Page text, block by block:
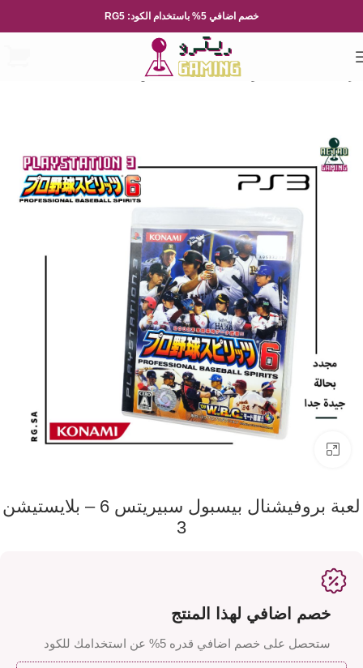
خصم اضافي 5% باستخدام الكود: RG5
Playsation بلايستيشن 3
لعبة بروفيشنال بيسبول سبيريتس 6 – بلايستيشن
3
خصم اضافي لهذا المنتج
ستحصل على خصم اضافي قدره 5% عن استخدامك للكود